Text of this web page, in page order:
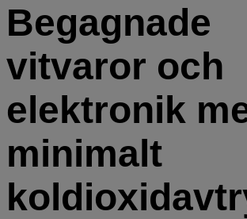
Begagnade
vitvaror och
elektronik
minimalt